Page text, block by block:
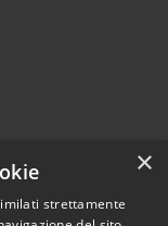
×
strettamente